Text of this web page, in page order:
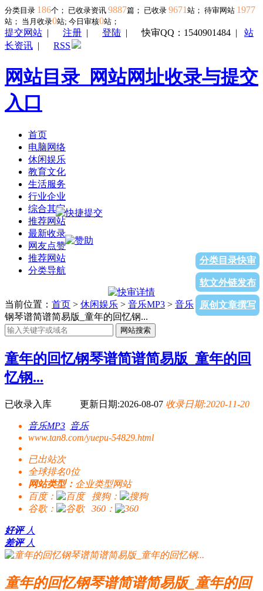
分类目录 186个； 已收录资讯 9887篇； 已收录 9671 站； 待审网站 1977
站； 当月收录0站; 今日审核0站；
提交网站 | 注册 | 登陆 |快审QQ：1540901484 | 站
长资讯 | RSS
网站目录_网站网址收录与提交
入口
首页
电脑网络
休闲娱乐
教育文化
生活服务
行业企业
综合其它
推荐网站
最新收录
网友点赞
推荐网站
分类导航
分类目录快审
软文外链发布
原创文章撰写
当前位置： 首页 > 休闲娱乐 > 音乐MP3 > 音乐 > 童年的回忆
钢琴谱简谱简易版_童年的回忆钢...
网站搜索
童年的回忆钢琴谱简谱简易版_童年的回
忆钢...
已收录入库 更新日期:2026-08-07 收录日期:2020-11-20
音乐MP3 音乐
www.tan8.com/yuepu-54829.html
已出站次
全球排名0位
网站类型： 企业类型网站
百度：
搜狗：
谷歌：
360：
好评 人
差评 人
童年的回忆钢琴谱简谱简易版_童年的回